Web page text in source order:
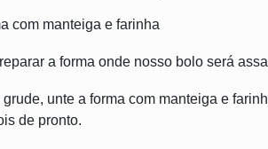
com manteiga e farinha
a forma onde nosso bolo será
grude, unte a forma com manteiga e
de pronto.